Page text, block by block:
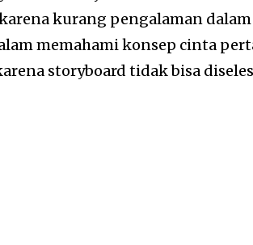
kurang pengalaman
memahami konsep cinta
storyboard tidak bisa